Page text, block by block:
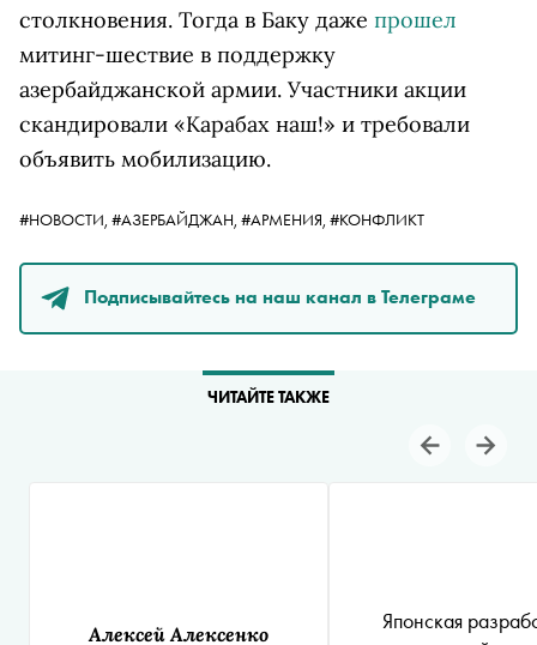
столкновения. Тогда в Баку даже прошел
митинг-шествие в поддержку
азербайджанской армии. Участники акции
скандировали «Карабах наш!» и требовали
объявить мобилизацию.
#НОВОСТИ, #АЗЕРБАЙДЖАН, #АРМЕНИЯ, #КОНФЛИКТ
Подписывайтесь на наш канал в Телеграме
ЧИТАЙТЕ ТАКЖЕ
Алексей Алексенко
Японская